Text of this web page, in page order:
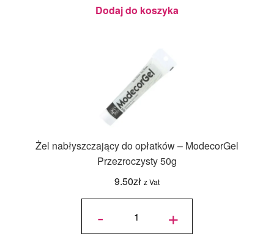
Dodaj do koszyka
Żel nabłyszczający do opłatków – ModecorGel
Przezroczysty 50g
9.50zł z Vat
-
ilość Żel
do opłatków -
ModecorGel
Przezroczysty +